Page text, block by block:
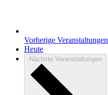
Vorherige Veranstaltungen
Heute
Nächste Veranstaltungen